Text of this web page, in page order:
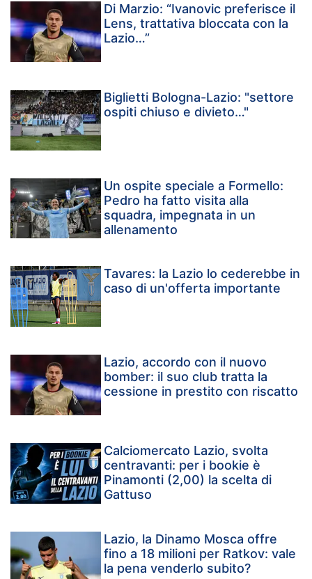
Di Marzio: “Ivanovic preferisce il
Lens, trattativa bloccata con la
Lazio…”
Biglietti Bologna-Lazio: "settore
ospiti chiuso e divieto…"
Un ospite speciale a Formello:
Pedro ha fatto visita alla
squadra, impegnata in un
allenamento
Tavares: la Lazio lo cederebbe in
caso di un'offerta importante
Lazio, accordo con il nuovo
bomber: il suo club tratta la
cessione in prestito con riscatto
Calciomercato Lazio, svolta
centravanti: per i bookie è
Pinamonti (2,00) la scelta di
Gattuso
Lazio, la Dinamo Mosca offre
fino a 18 milioni per Ratkov: vale
la pena venderlo subito?